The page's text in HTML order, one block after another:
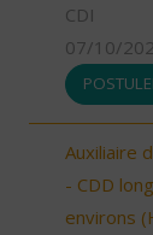
CDI
07/10/
Auxiliaire
- CDD
environs